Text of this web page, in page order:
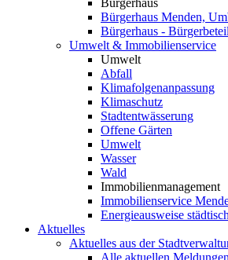
Bürgerhaus
Bürgerhaus Menden,
Bürgerhaus -
Umwelt & Immobilienservice
Umwelt
Abfall
Klimafolgenanpassung
Klimaschutz
Stadtentwässerung
Offene Gärten
Umwelt
Wasser
Wald
Immobilienmanagement
Immobilienservice
Energieausweise
Aktuelles
Aktuelles aus der
Alle aktuellen Meldungen